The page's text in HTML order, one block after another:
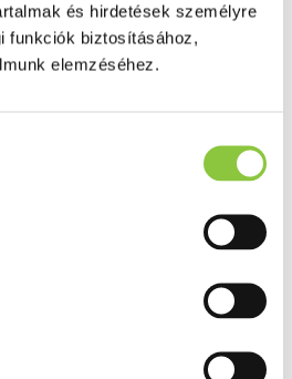
és hirdetések személyre
funkciók biztosításához,
elemzéséhez.
keresek
(Szállítási, átvételi idő: legfeljebb 3